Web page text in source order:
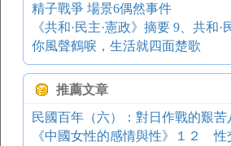
精子戰爭 場景6偶然事件
《共和·民主·憲政》摘要 9、共和·
你風聲鶴唳，生活就四面楚歌
推薦文章
《中國女性的感情與性》１２ 性